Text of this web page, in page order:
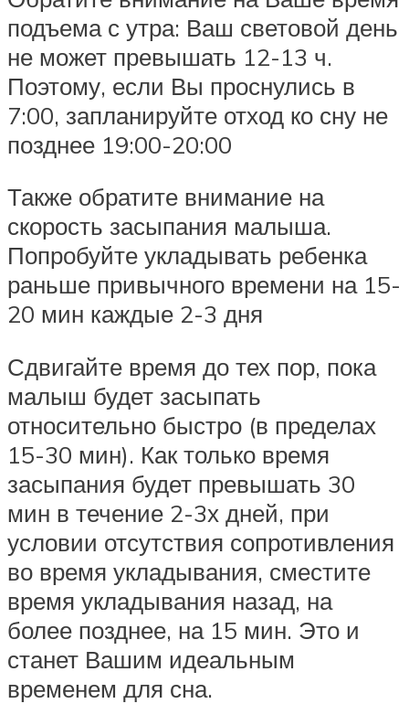
подъема с утра: Ваш световой день
не может превышать 12-13 ч.
Поэтому, если Вы проснулись в
7:00, запланируйте отход ко сну не
позднее 19:00-20:00
Также обратите внимание на
скорость засыпания малыша.
Попробуйте укладывать ребенка
раньше привычного времени на 15-
20 мин каждые 2-3 дня
Сдвигайте время до тех пор, пока
малыш будет засыпать
относительно быстро (в пределах
15-30 мин). Как только время
засыпания будет превышать 30
мин в течение 2-3х дней, при
условии отсутствия сопротивления
во время укладывания, сместите
время укладывания назад, на
более позднее, на 15 мин. Это и
станет Вашим идеальным
временем для сна.